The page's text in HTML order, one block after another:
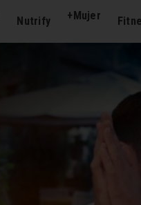
Nutrify +Mujer